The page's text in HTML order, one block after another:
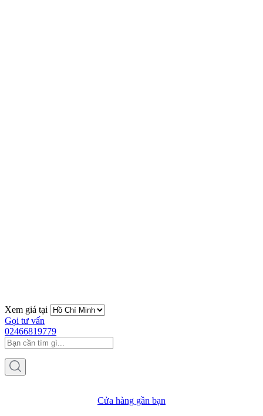
Xem giá tại
Gọi tư vấn
02466819779
Cửa hàng gần bạn